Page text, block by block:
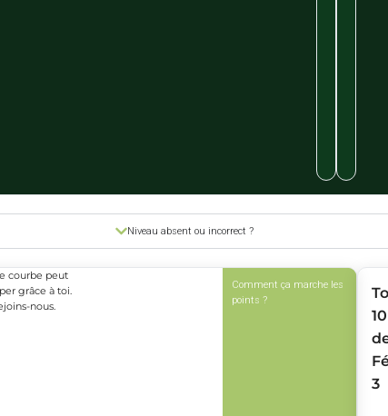
Niveau absent ou incorrect ?
courbe peut
grâce à toi.
nous.
Comment ça marche les
points ?
10
3